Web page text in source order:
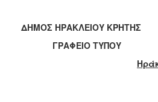
ΔΗΜΟΣ ΗΡΑΚΛΕΙΟΥ ΚΡΗΤΗΣ
ΓΡΑΦΕΙΟ ΤΥΠΟΥ